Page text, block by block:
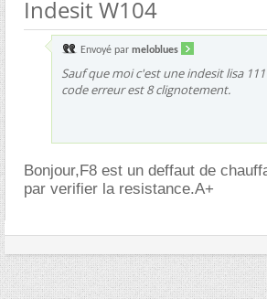
Indesit W104
Envoyé par meloblues
Sauf que moi c'est une indesit lisa
code erreur est 8 clignotement.
Bonjour,F8 est un deffaut de
par verifier la resistance.A+